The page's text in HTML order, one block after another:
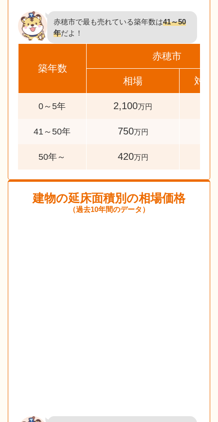
赤穂市で最も売れている築年数は41～50
年だよ！
築年数
赤穂市
相場 対象
0～5年 2,100万円
41～50年 750万円
50年～ 420万円
建物の延床面積別の相場価格
（過去10年間のデータ）